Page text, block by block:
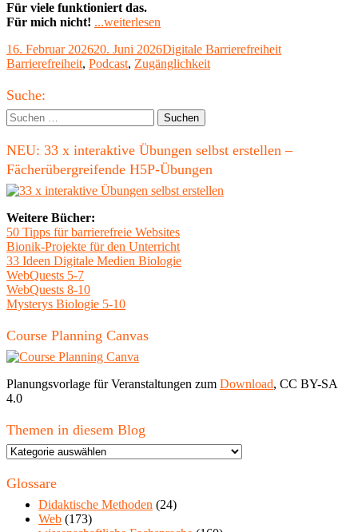
Für viele funktioniert das.
Für mich nicht! ...weiterlesen
Podcasts
nicht
und
warum
mir
lesbare
Textfassungen
wünsche"
Veröffentlicht
am
16. Februar 202620. Juni 2026Kategorien
Digitale BarrierefreiheitSchlagwörter
Barrierefreiheit, Podcast, Zugänglichkeit
Haupt-
Seitenleiste
Suche:
Suchen
nach:
NEU: 33 x interaktive Übungen selbst erstellen –
Fächerübergreifende H5P-Übungen
Weitere Bücher:
50 Tipps für barrierefreie Websites
Bionik-Projekte für den Unterricht
33 Ideen Digitale Medien Biologie
WebQuests 5-7
WebQuests 8-10
Mysterys Biologie 5-10
Course Planning Canvas
Planungsvorlage für Veranstaltungen zum Download, CC BY-SA
4.0
Themen in diesem Blog
Themen
diesem
Glossare
Didaktische Methoden (24)
Web (173)